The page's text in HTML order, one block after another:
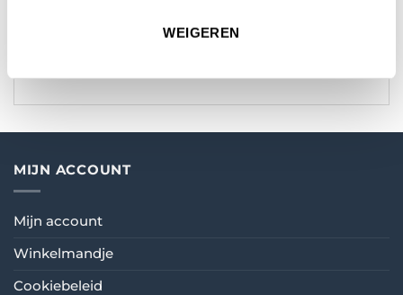
WEIGEREN
MIJN ACCOUNT
Mijn account
Winkelmandje
Cookiebeleid